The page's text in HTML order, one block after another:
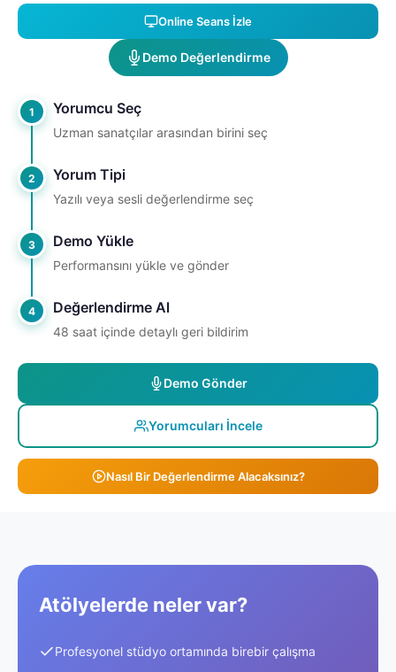
Online Seans İzle
Demo Değerlendirme
1 Yorumcu Seç
Uzman sanatçılar arasından birini seç
2 Yorum Tipi
Yazılı veya sesli değerlendirme seç
3 Demo Yükle
Performansını yükle ve gönder
4 Değerlendirme Al
48 saat içinde detaylı geri bildirim
Demo Gönder
Yorumcuları İncele
Nasıl Bir Değerlendirme Alacaksınız?
Atölyelerde neler var?
Profesyonel stüdyo ortamında birebir çalışma